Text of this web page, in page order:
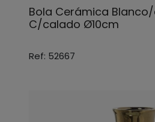
Bola Cerámica
C/calado Ø10cm
Ref: 52667